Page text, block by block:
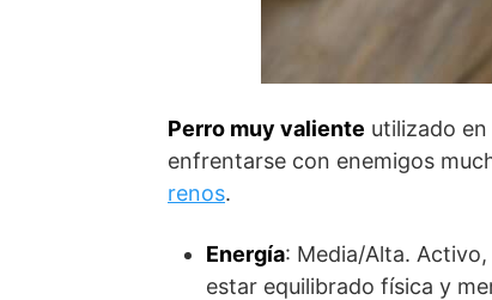
Perro muy valiente utilizado
enfrentarse con enemigos
renos.
Energía: Media/Alta.
estar equilibrado física y